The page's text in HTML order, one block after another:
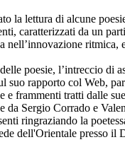
la lettura di alcune
caratterizzati da un
nell’innovazione
poesie, l’intreccio di
rapporto col Web,
e frammenti tratti dalle
Sergio Corrado e
ringraziando la
dell'Orientale presso